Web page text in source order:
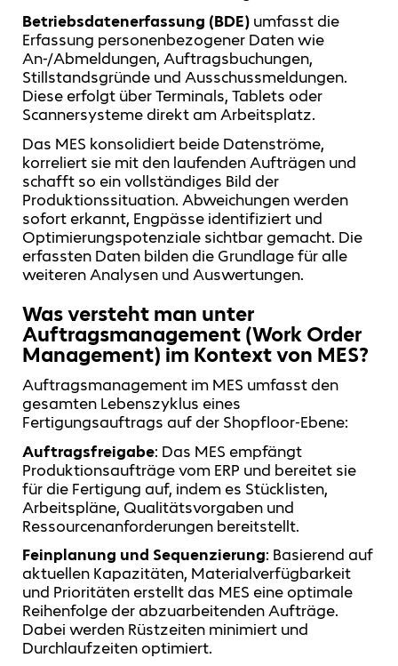
Betriebsdatenerfassung (BDE) umfasst die
Erfassung personenbezogener Daten wie
An-/Abmeldungen, Auftragsbuchungen,
Stillstandsgründe und Ausschussmeldungen.
Diese erfolgt über Terminals, Tablets oder
Scannersysteme direkt am Arbeitsplatz.
Das MES konsolidiert beide Datenströme,
korreliert sie mit den laufenden Aufträgen und
schafft so ein vollständiges Bild der
Produktionssituation. Abweichungen werden
sofort erkannt, Engpässe identifiziert und
Optimierungspotenziale sichtbar gemacht. Die
erfassten Daten bilden die Grundlage für alle
weiteren Analysen und Auswertungen.
Was versteht man unter
Auftragsmanagement (Work Order
Management) im Kontext von MES?
Auftragsmanagement im MES umfasst den
gesamten Lebenszyklus eines
Fertigungsauftrags auf der Shopfloor-Ebene:
Auftragsfreigabe: Das MES empfängt
Produktionsaufträge vom ERP und bereitet sie
für die Fertigung auf, indem es Stücklisten,
Arbeitspläne, Qualitätsvorgaben und
Ressourcenanforderungen bereitstellt.
Feinplanung und Sequenzierung: Basierend auf
aktuellen Kapazitäten, Materialverfügbarkeit
und Prioritäten erstellt das MES eine optimale
Reihenfolge der abzuarbeitenden Aufträge.
Dabei werden Rüstzeiten minimiert und
Durchlaufzeiten optimiert.